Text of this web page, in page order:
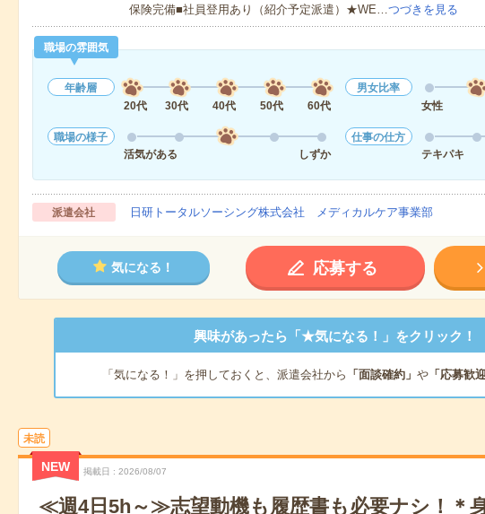
保険完備■社員登用あり（紹介予定派遣）★WE…つづきを見る
職場の雰囲気
年齢層
20代
30代 40代 50代 60代
男女比率
女性
職場の様子
活気がある
しずか
仕事の仕方
テキパキ
派遣会社 日研トータルソーシング株式会社 メディカルケア事業部
気になる！ 応募する
興味があったら「★気になる！」をクリック！
「気になる！」を押しておくと、派遣会社から 「面談確約」 や「応募歓迎
未読
NEW 掲載日 2026/08/07
≪週4日5h～≫志望動機も履歴書も必要ナシ！＊